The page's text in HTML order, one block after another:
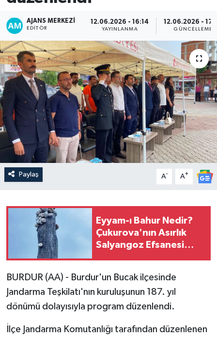
AJANS MERKEZI
EDITÖR
12.06.2026 - 16:14
YAYINLANMA
12.06.2026 -
GÜNCELLEME
Paylaş A- A+
Eyyam-ı Bahur Nedir?
Çukurova'nın Asırlık
Salyangoz Efsanesi
BURDUR (AA) - Burdur'un Bucak ilçesinde
Jandarma Teşkilatı'nın kuruluşunun 187. yıl
dönümü dolayısıyla program düzenlendi.
İlçe Jandarma Komutanlığı tarafından düzenlenen